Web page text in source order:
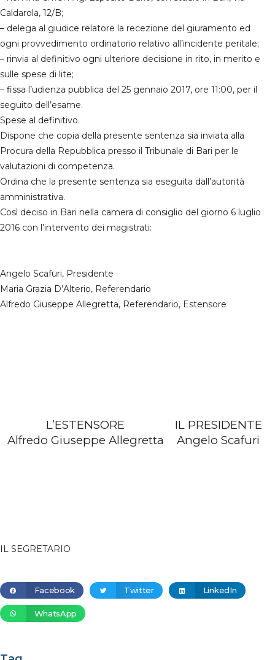
Caldarola, 12/B;
– delega al giudice relatore la recezione del giuramento ed
ogni provvedimento ordinatorio relativo all’incidente peritale;
– rinvia al definitivo ogni ulteriore decisione in rito, in merito e
sulle spese di lite;
– fissa l’udienza pubblica del 25 gennaio 2017, ore 11:00, per il
seguito dell’esame.
Spese al definitivo.
Dispone che copia della presente sentenza sia inviata alla
Procura della Repubblica presso il Tribunale di Bari per le
valutazioni di competenza.
Ordina che la presente sentenza sia eseguita dall’autorità
amministrativa.
Così deciso in Bari nella camera di consiglio del giorno 6 luglio
2016 con l’intervento dei magistrati:
Angelo Scafuri, Presidente
Maria Grazia D’Alterio, Referendario
Alfredo Giuseppe Allegretta, Referendario, Estensore
L’ESTENSORE
IL PRESIDENTE
Alfredo Giuseppe Allegretta
Angelo Scafuri
IL SEGRETARIO
Facebook Twitter LinkedIn
WhatsApp